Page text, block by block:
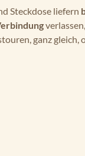
Steckdose liefern
ganz gleich,